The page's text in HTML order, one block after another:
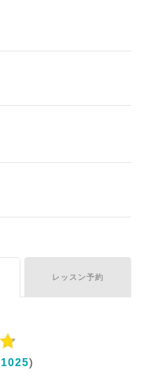
レッスン予約
1025)